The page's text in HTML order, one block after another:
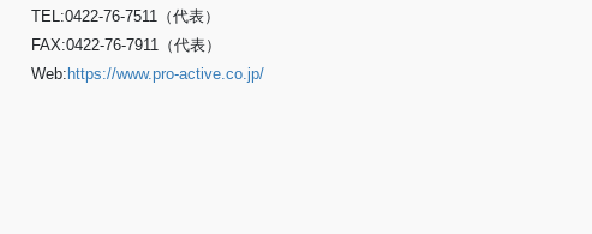
TEL:0422-76-7511（代表）
FAX:0422-76-7911（代表）
Web:https://www.pro-active.co.jp/